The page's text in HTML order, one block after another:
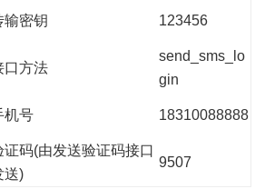
输密钥 123456
口方法
send_sms_lo
gin
机号 18310088888
证码(由发送验证码接口
送)
9507